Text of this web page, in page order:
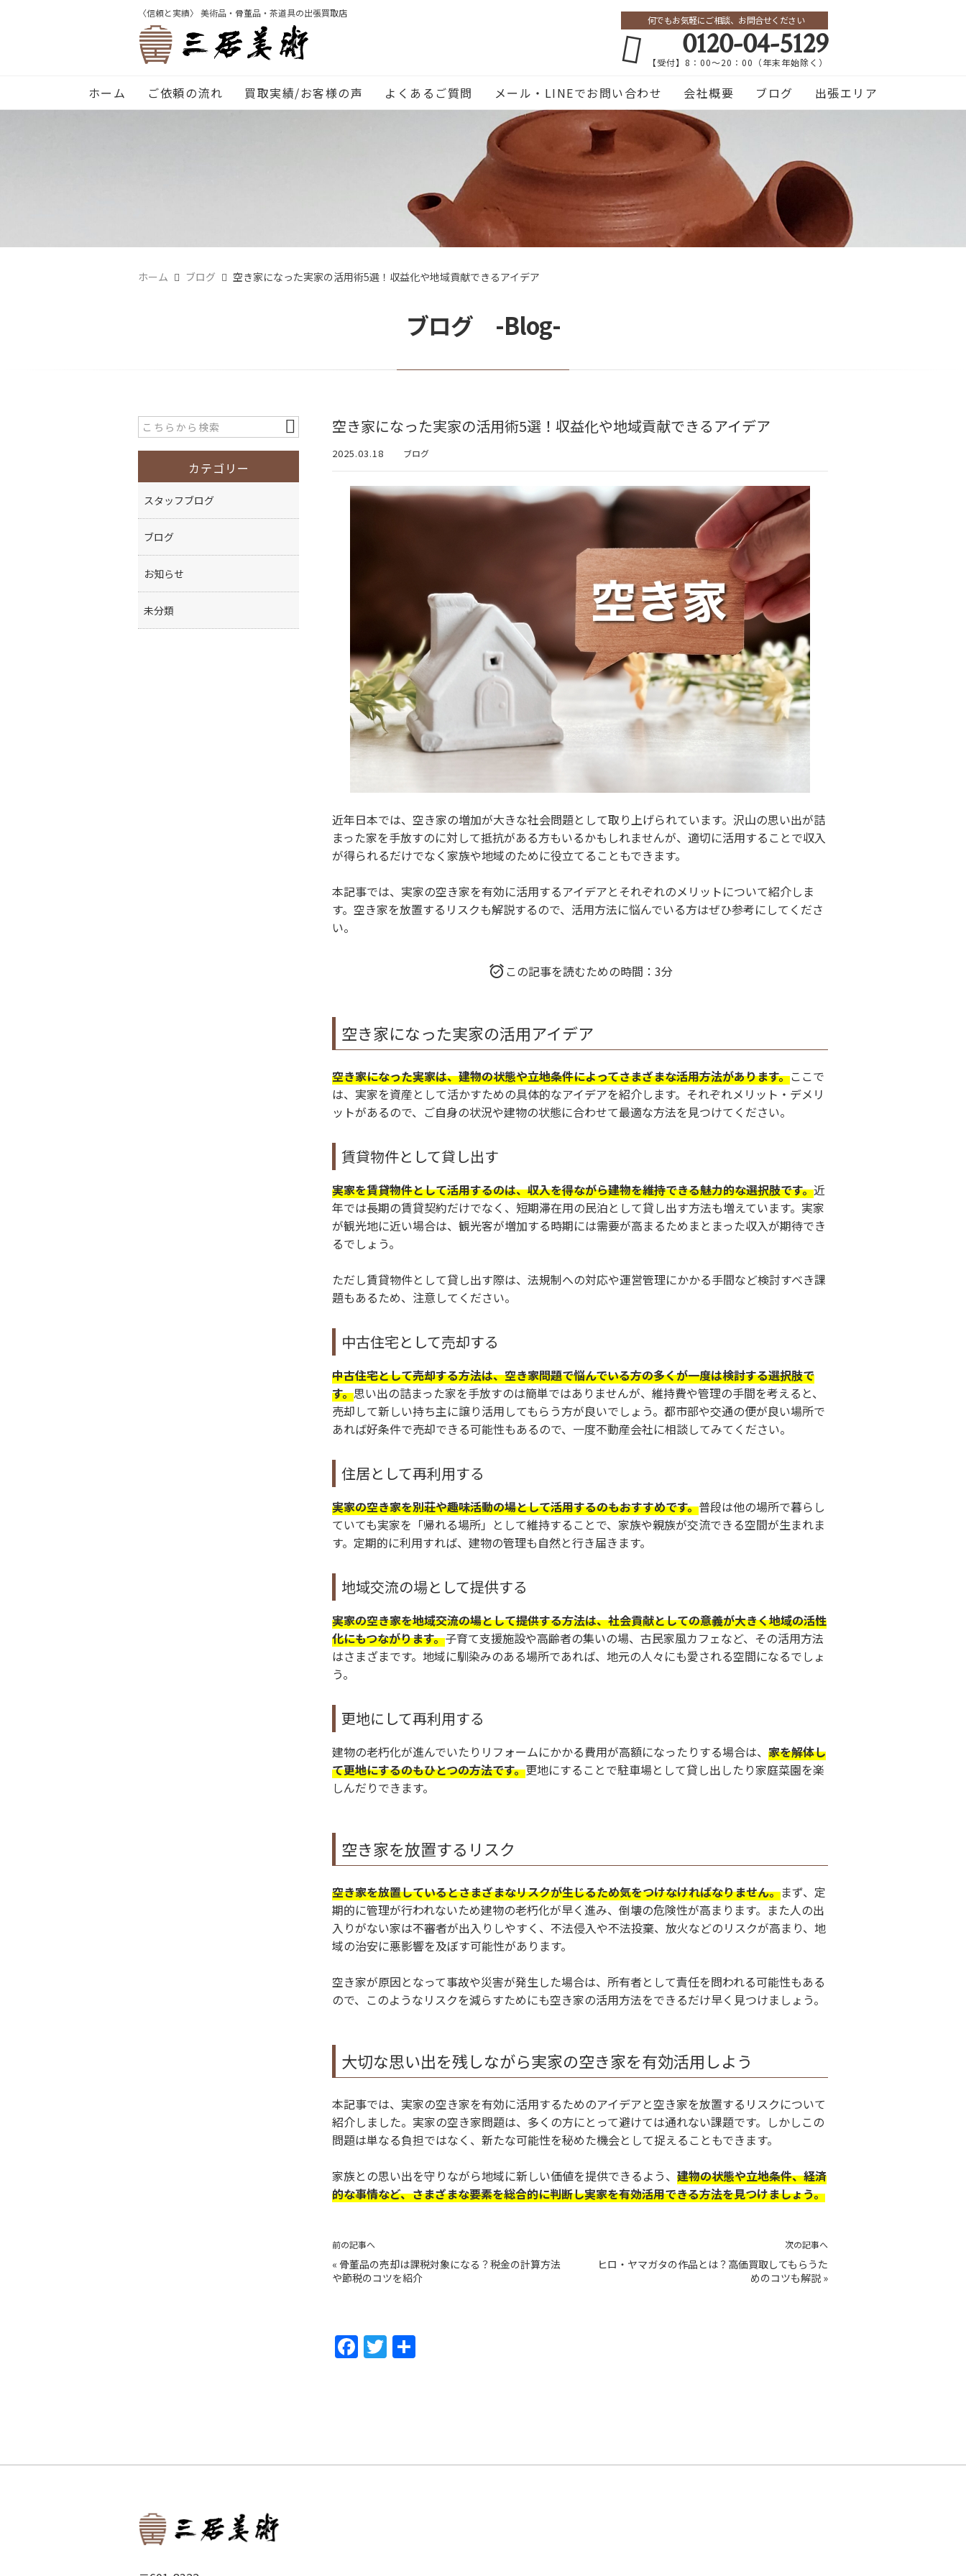
〈信頼と実績〉 美術品・骨董品・茶道具の出張買取店
何でもお気軽にご相談、お問合せください
0120-04-5129
【受付】8：00～20：00（年末年始除く）
ホーム ご依頼の流れ 買取実績/お客様の声 よくあるご質問 メール・LINEでお問い合わせ 会社概要 ブログ 出張エリア
ホーム ブログ 空き家になった実家の活用術5選！収益化や地域貢献できるアイデア
ブログ -Blog-
空き家になった実家の活用術5選！収益化や地域貢献できるアイデア
2025.03.18 ブログ
近年日本では、空き家の増加が大きな社会問題として取り上げられています。沢山の思い出が詰
まった家を手放すのに対して抵抗がある方もいるかもしれませんが、適切に活用することで収入
が得られるだけでなく家族や地域のために役立てることもできます。
本記事では、実家の空き家を有効に活用するアイデアとそれぞれのメリットについて紹介しま
す。空き家を放置するリスクも解説するので、活用方法に悩んでいる方はぜひ参考にしてくださ
い。
この記事を読むための時間：3分
空き家になった実家の活用アイデア
空き家になった実家は、建物の状態や立地条件によってさまざまな活用方法があります。ここで
は、実家を資産として活かすための具体的なアイデアを紹介します。それぞれメリット・デメリ
ットがあるので、ご自身の状況や建物の状態に合わせて最適な方法を見つけてください。
賃貸物件として貸し出す
実家を賃貸物件として活用するのは、収入を得ながら建物を維持できる魅力的な選択肢です。近
年では長期の賃貸契約だけでなく、短期滞在用の民泊として貸し出す方法も増えています。実家
が観光地に近い場合は、観光客が増加する時期には需要が高まるためまとまった収入が期待でき
るでしょう。
ただし賃貸物件として貸し出す際は、法規制への対応や運営管理にかかる手間など検討すべき課
題もあるため、注意してください。
中古住宅として売却する
中古住宅として売却する方法は、空き家問題で悩んでいる方の多くが一度は検討する選択肢で
す。思い出の詰まった家を手放すのは簡単ではありませんが、維持費や管理の手間を考えると、
売却して新しい持ち主に譲り活用してもらう方が良いでしょう。都市部や交通の便が良い場所で
あれば好条件で売却できる可能性もあるので、一度不動産会社に相談してみてください。
住居として再利用する
実家の空き家を別荘や趣味活動の場として活用するのもおすすめです。普段は他の場所で暮らし
ていても実家を「帰れる場所」として維持することで、家族や親族が交流できる空間が生まれま
す。定期的に利用すれば、建物の管理も自然と行き届きます。
地域交流の場として提供する
実家の空き家を地域交流の場として提供する方法は、社会貢献としての意義が大きく地域の活性
化にもつながります。子育て支援施設や高齢者の集いの場、古民家風カフェなど、その活用方法
はさまざまです。地域に馴染みのある場所であれば、地元の人々にも愛される空間になるでしょ
う。
更地にして再利用する
建物の老朽化が進んでいたりリフォームにかかる費用が高額になったりする場合は、 家を解体し
て更地にするのもひとつの方法です。更地にすることで駐車場として貸し出したり家庭菜園を楽
しんだりできます。
空き家を放置するリスク
空き家を放置しているとさまざまなリスクが生じるため気をつけなければなりません。まず、定
期的に管理が行われないため建物の老朽化が早く進み、倒壊の危険性が高まります。また人の出
入りがない家は不審者が出入りしやすく、不法侵入や不法投棄、放火などのリスクが高まり、地
域の治安に悪影響を及ぼす可能性があります。
空き家が原因となって事故や災害が発生した場合は、所有者として責任を問われる可能性もある
ので、このようなリスクを減らすためにも空き家の活用方法をできるだけ早く見つけましょう。
大切な思い出を残しながら実家の空き家を有効活用しよう
本記事では、実家の空き家を有効に活用するためのアイデアと空き家を放置するリスクについて
紹介しました。実家の空き家問題は、多くの方にとって避けては通れない課題です。しかしこの
問題は単なる負担ではなく、新たな可能性を秘めた機会として捉えることもできます。
家族との思い出を守りながら地域に新しい価値を提供できるよう、 建物の状態や立地条件、経済
的な事情など、さまざまな要素を総合的に判断し実家を有効活用できる方法を見つけましょう。
前の記事へ
« 骨董品の売却は課税対象になる？税金の計算方法
や節税のコツを紹介
次の記事へ
ヒロ・ヤマガタの作品とは？高価買取してもらうた
めのコツも解説 »
F
o
T
カテゴリー
スタッフブログ
ブログ
お知らせ
未分類